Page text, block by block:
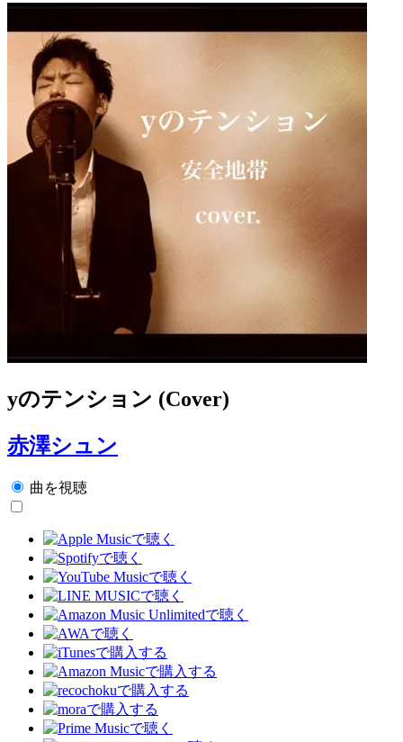
yのテンション (Cover)
赤澤シュン
曲を視聴